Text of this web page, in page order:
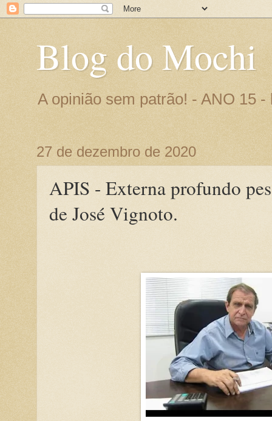
Blog do Mochi
A opinião sem patrão! - ANO 15
27 de dezembro de 2020
APIS - Externa profundo
de José Vignoto.